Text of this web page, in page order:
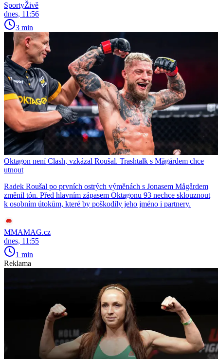
SportyŽivě
dnes, 11:56
3 min
Oktagon není Clash, vzkázal Roušal. Trashtalk s Mågårdem chce
utnout
Radek Roušal po prvních ostrých výměnách s Jonasem Mågårdem
změnil tón. Před hlavním zápasem Oktagonu 93 nechce sklouznout
k osobním útokům, které by poškodily jeho jméno i partnery.
MMAMAG.cz
dnes, 11:55
1 min
Reklama